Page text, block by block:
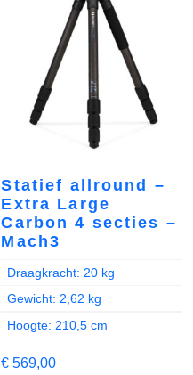
Statief allround –
Extra Large
Carbon 4 secties –
Mach3
Draagkracht: 20 kg
Gewicht: 2,62 kg
Hoogte: 210,5 cm
€ 569,00